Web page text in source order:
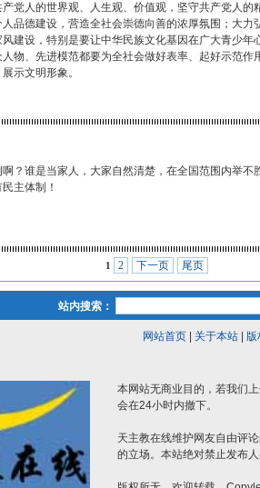
党人的世界观、人生观、价值观，坚守共产党人的
品德建设，营造全社会崇德向善的浓厚氛围；大力
建设，特别是要让中华民族文化基因在广大青少年
物、先进模范都要为全社会做好表率、起好示范作
示文明形象。
？谁是当家人，大家自然清楚，在全国范围内举不
主体制！
1 2 下一页 尾页
站内搜索：
网站首页| 关于本站| 版
本网站无商业目的，若我们
会在24小时内撤下。
天主教在线维护网友自由评
的立场。本站绝对禁止发布